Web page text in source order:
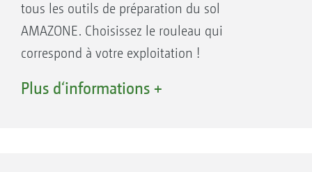
tous les outils de préparation du sol
AMAZONE. Choisissez le rouleau qui
correspond à votre exploitation !
Plus d‘informations +